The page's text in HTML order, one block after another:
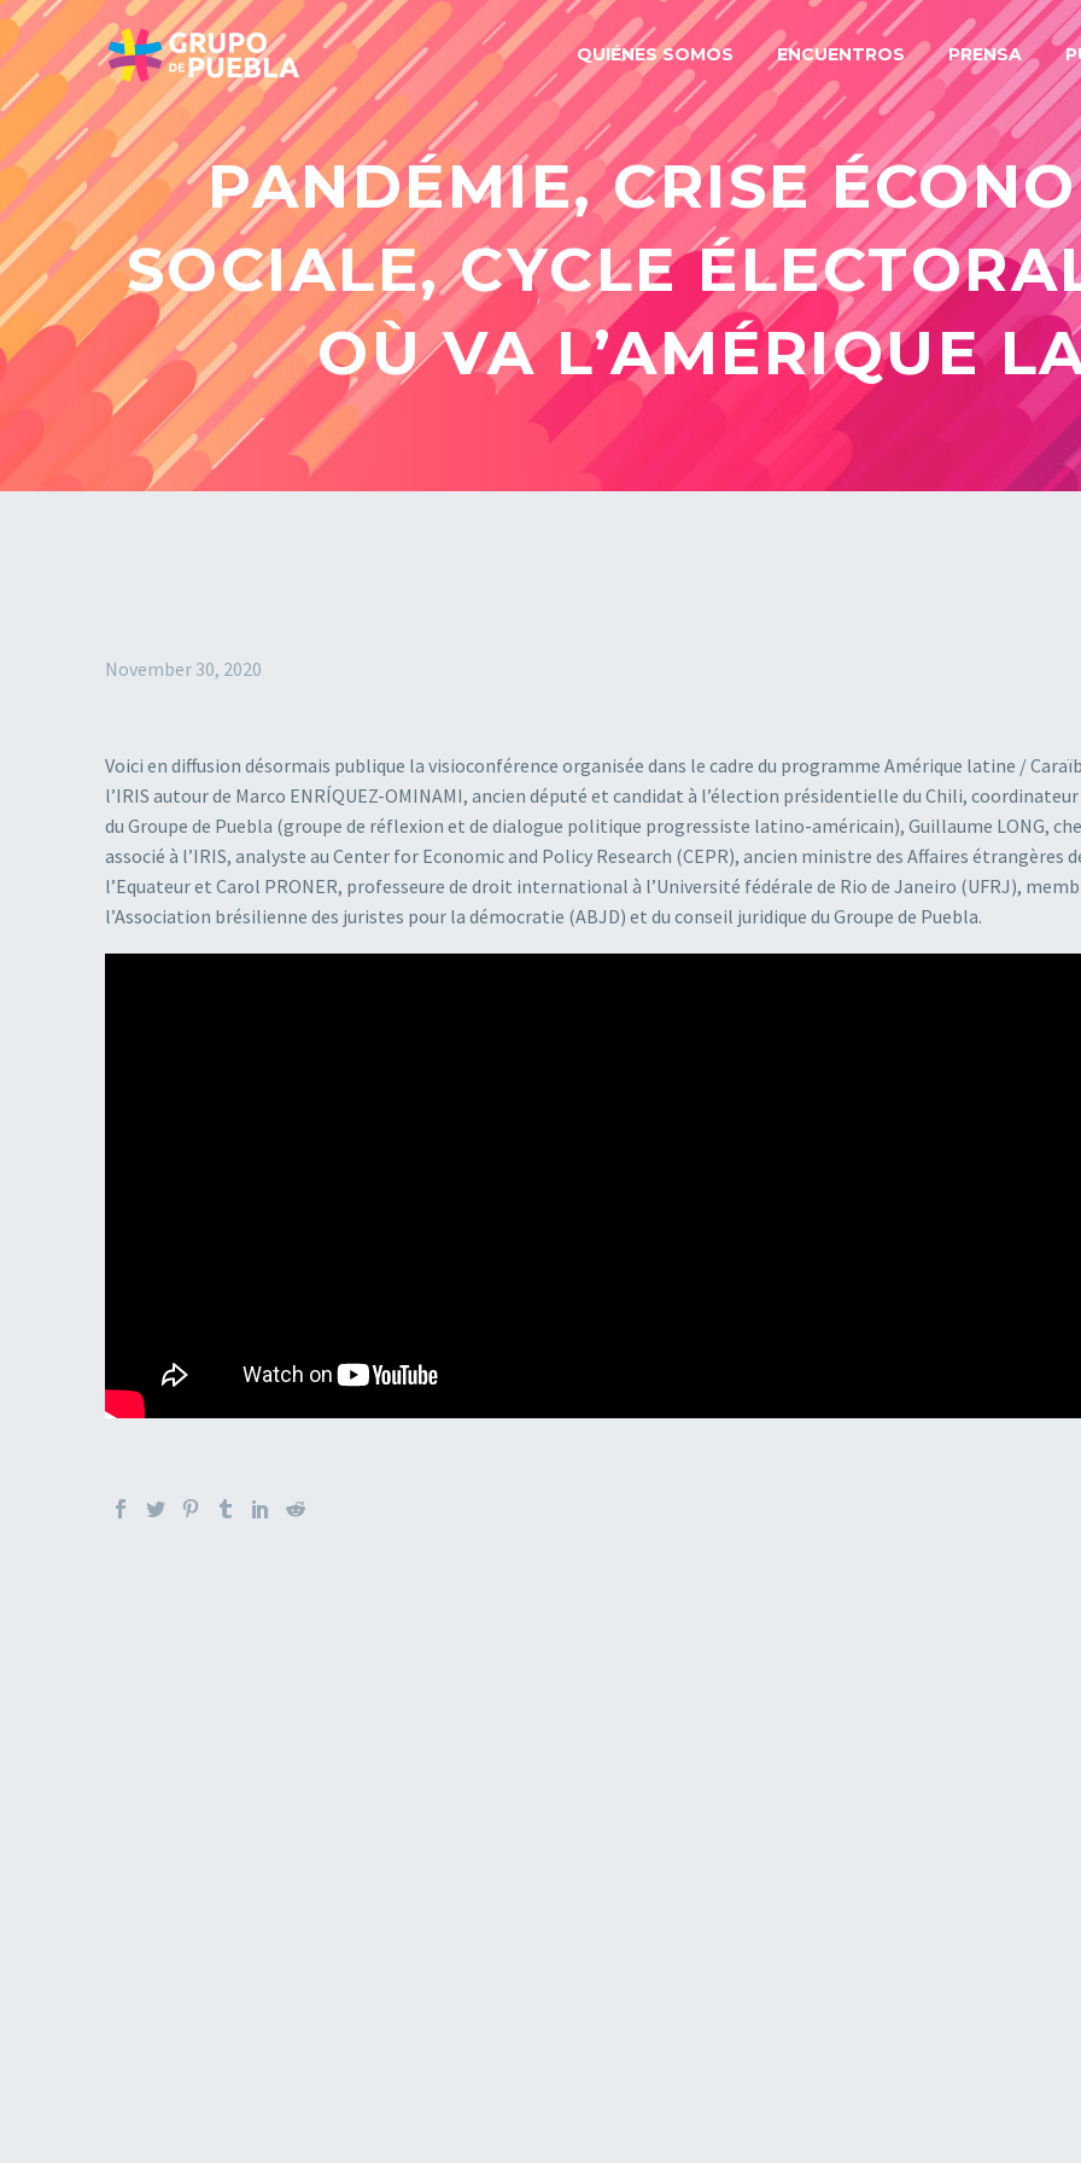
QUIÉNES SOMOS ENCUENTROS PRENSA
PANDÉMIE, CRISE
SOCIALE, CYCLE
OÙ VA L’AMÉRIQUE
November 30, 2020
Voici en diffusion désormais publique la visioconférence organisée dans le cadre du programme Amérique latine /
l’IRIS autour de Marco ENRÍQUEZ-OMINAMI, ancien député et candidat à l’élection présidentielle du Chili,
du Groupe de Puebla (groupe de réflexion et de dialogue politique progressiste latino-américain), Guillaume LONG,
associé à l’IRIS, analyste au Center for Economic and Policy Research (CEPR), ancien ministre des Affaires étrangères
l’Equateur et Carol PRONER, professeure de droit international à l’Université fédérale de Rio de Janeiro (UFRJ),
l’Association brésilienne des juristes pour la démocratie (ABJD) et du conseil juridique du Groupe de Puebla.